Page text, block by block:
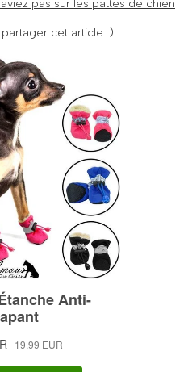
pas sur les pattes de chien
cet article :)